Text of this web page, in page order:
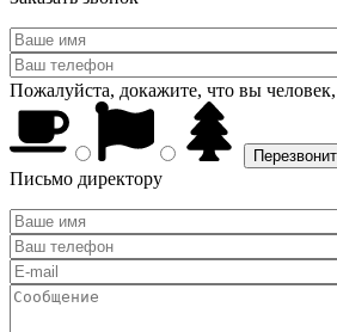
Пожалуйста, докажите, что вы
Письмо директору